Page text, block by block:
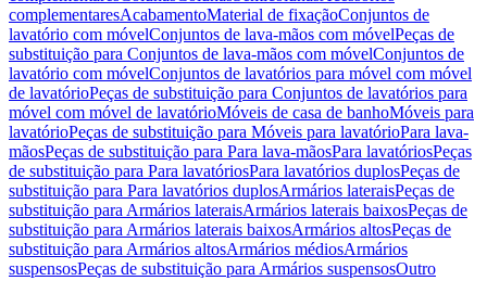
complementaresAcabamentoMaterial de fixaçãoConjuntos de
lavatório com móvelConjuntos de lava-mãos com móvelPeças de
substituição para Conjuntos de lava-mãos com móvelConjuntos de
lavatório com móvelConjuntos de lavatórios para móvel com móvel
de lavatórioPeças de substituição para Conjuntos de lavatórios para
móvel com móvel de lavatórioMóveis de casa de banhoMóveis para
lavatórioPeças de substituição para Móveis para lavatórioPara lava-
mãosPeças de substituição para Para lava-mãosPara lavatóriosPeças
de substituição para Para lavatóriosPara lavatórios duplosPeças de
substituição para Para lavatórios duplosArmários lateraisPeças de
substituição para Armários lateraisArmários laterais baixosPeças de
substituição para Armários laterais baixosArmários altosPeças de
substituição para Armários altosArmários médiosArmários
suspensosPeças de substituição para Armários suspensosOutro